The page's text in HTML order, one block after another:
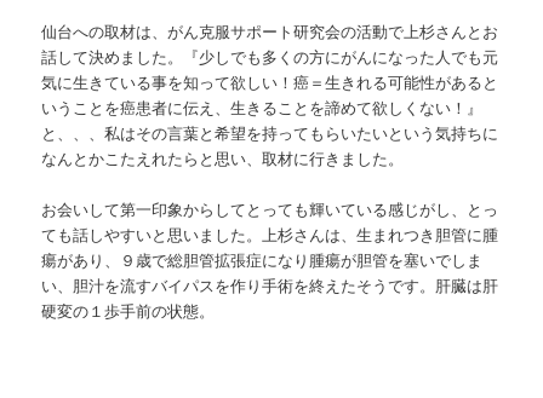
仙台への取材は、がん克服サポート研究会の活動で上杉さんとお
話して決めました。『少しでも多くの方にがんになった人でも元
気に生きている事を知って欲しい！癌＝生きれる可能性があると
いうことを癌患者に伝え、生きることを諦めて欲しくない！』
と、、、私はその言葉と希望を持ってもらいたいという気持ちに
なんとかこたえれたらと思い、取材に行きました。
お会いして第一印象からしてとっても輝いている感じがし、とっ
ても話しやすいと思いました。上杉さんは、生まれつき胆管に腫
瘍があり、９歳で総胆管拡張症になり腫瘍が胆管を塞いでしま
い、胆汁を流すバイパスを作り手術を終えたそうです。肝臓は肝
硬変の１歩手前の状態。